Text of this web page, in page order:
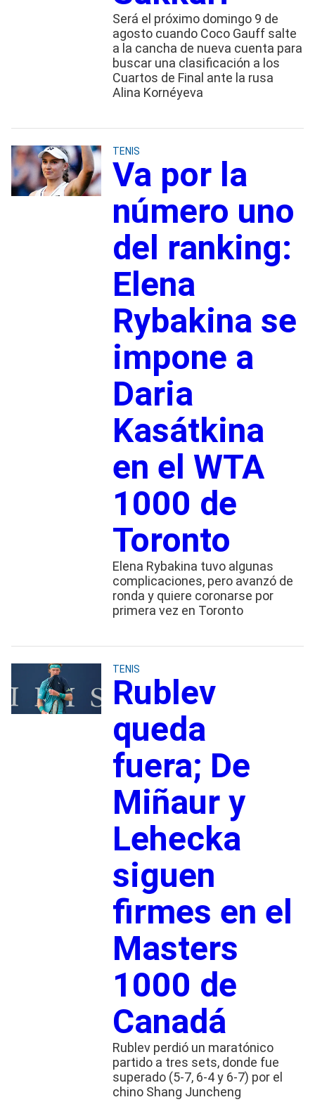
Será el próximo domingo 9 de
agosto cuando Coco Gauff salte
a la cancha de nueva cuenta para
buscar una clasificación a los
Cuartos de Final ante la rusa
Alina Kornéyeva
TENIS
Va por la
número uno
del ranking:
Elena
Rybakina se
impone a
Daria
Kasátkina
en el WTA
1000 de
Toronto
Elena Rybakina tuvo algunas
complicaciones, pero avanzó de
ronda y quiere coronarse por
primera vez en Toronto
TENIS
Rublev
queda
fuera; De
Miñaur y
Lehecka
siguen
firmes en el
Masters
1000 de
Canadá
Rublev perdió un maratónico
partido a tres sets, donde fue
superado (5-7, 6-4 y 6-7) por el
chino Shang Juncheng